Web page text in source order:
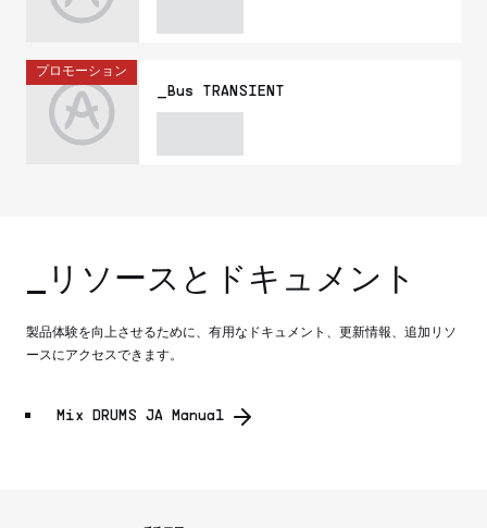
プロモーション
_Bus TRANSIENT
_リソースとドキュメント
製品体験を向上させるために、有用なドキュメント、更新情報、追加リソ
ースにアクセスできます。
Mix DRUMS JA Manual